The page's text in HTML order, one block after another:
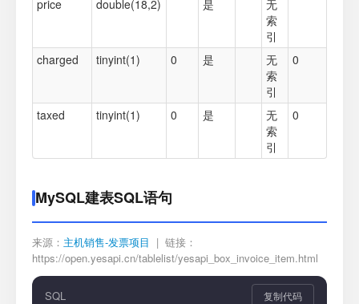
price
double(18,2) 是
无
索
引
charged
tinyint(1) 0 是
无
索
引
0
taxed tinyint(1) 0 是
无
索
引
0
MySQL建表SQL语句
来源： 主机销售-发票项目 | 链接：
https://open.yesapi.cn/tablelist/yesapi_box_invoice_item.html
SQL 复制代码